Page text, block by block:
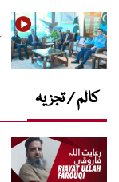
کالم / تجزیہ